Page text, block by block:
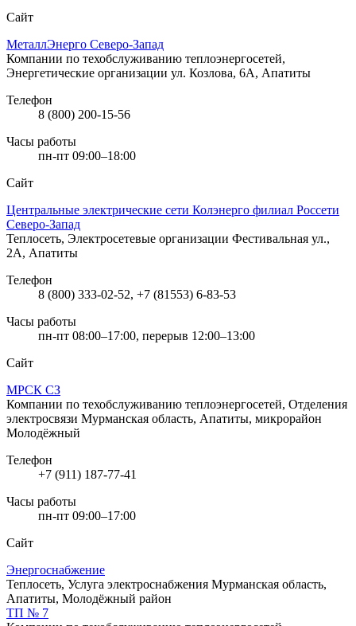
Сайт
МеталлЭнерго Северо-Запад
Компании по техобслуживанию теплоэнергосетей,
Энергетические организации ул. Козлова, 6А, Апатиты
Телефон
8 (800) 200-15-56
Часы работы
пн-пт 09:00–18:00
Сайт
Центральные электрические сети Колэнерго филиал Россети
Северо-Запад
Теплосеть, Электросетевые организации Фестивальная ул.,
2А, Апатиты
Телефон
8 (800) 333-02-52, +7 (81553) 6-83-53
Часы работы
пн-пт 08:00–17:00, перерыв 12:00–13:00
Сайт
МРСК СЗ
Компании по техобслуживанию теплоэнергосетей, Отделения
электросвязи Мурманская область, Апатиты, микрорайон
Молодёжный
Телефон
+7 (911) 187-77-41
Часы работы
пн-пт 09:00–17:00
Сайт
Энергоснабжение
Теплосеть, Услуга электроснабжения Мурманская область,
Апатиты, Молодёжный район
ТП № 7